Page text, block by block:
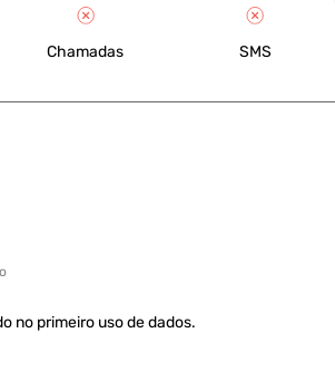
Chamadas SMS
no primeiro uso de dados.